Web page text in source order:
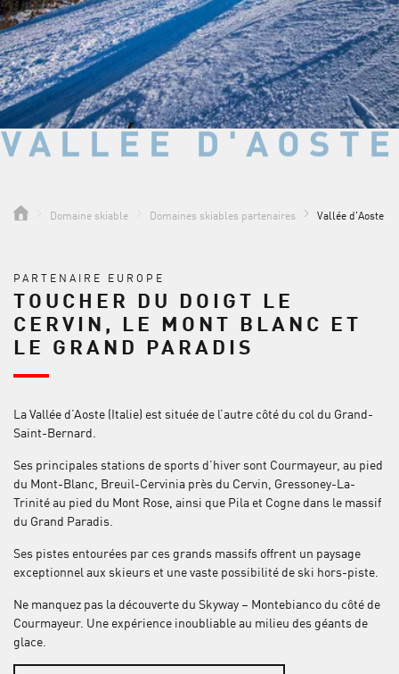
VALLÉE D'AOSTE
VALLÉE D'AOSTE
Domaine skiable Domaines skiables partenaires Vallée d'Aoste
PARTENAIRE EUROPE
TOUCHER DU DOIGT LE
CERVIN, LE MONT BLANC ET
LE GRAND PARADIS
La Vallée d’Aoste (Italie) est située de l’autre côté du col du Grand-
Saint-Bernard.
Ses principales stations de sports d’hiver sont Courmayeur, au pied
du Mont-Blanc, Breuil-Cervinia près du Cervin, Gressoney-La-
Trinité au pied du Mont Rose, ainsi que Pila et Cogne dans le massif
du Grand Paradis.
Ses pistes entourées par ces grands massifs offrent un paysage
exceptionnel aux skieurs et une vaste possibilité de ski hors-piste.
Ne manquez pas la découverte du Skyway – Montebianco du côté de
Courmayeur. Une expérience inoubliable au milieu des géants de
glace.